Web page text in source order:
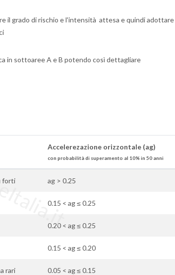
il grado di rischio e l'intensità attesa e quindi adottare
in sottoaree A e B potendo così dettagliare
Accelerezazione orizzontale (ag)
con probabilità di superamento al 10% in 50 anni
forti ag > 0.25
0.15 < ag ≤ 0.25
0.20 < ag ≤ 0.25
0.15 < ag ≤ 0.20
rari 0.05 < ag ≤ 0.15